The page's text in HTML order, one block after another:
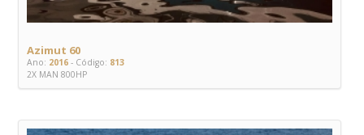
Azimut 60
Ano: 2016 - Código: 813
2X MAN 800HP